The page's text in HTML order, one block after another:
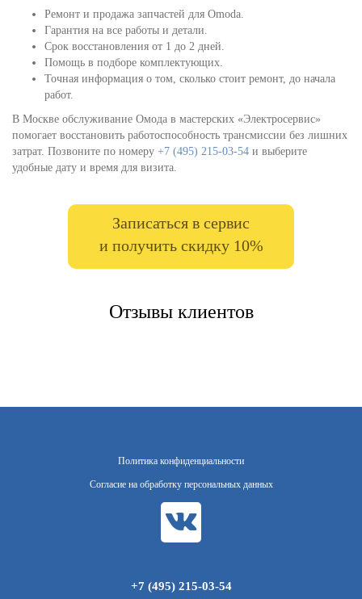
Ремонт и продажа запчастей для Omoda.
Гарантия на все работы и детали.
Срок восстановления от 1 до 2 дней.
Помощь в подборе комплектующих.
Точная информация о том, сколько стоит ремонт, до начала
работ.
В Москве обслуживание Омода в мастерских «Электросервис»
помогает восстановить работоспособность трансмиссии без лишних
затрат. Позвоните по номеру +7 (495) 215-03-54 и выберите
удобные дату и время для визита.
Записаться в сервис
и получить скидку 10%
Отзывы клиентов
Политика конфиденциальности
Согласие на обработку персональных данных
+7 (495) 215-03-54